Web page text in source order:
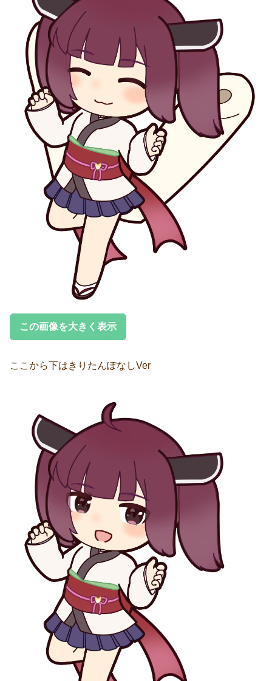
この画像を大きく表示
ここから下はきりたんぽなしVer